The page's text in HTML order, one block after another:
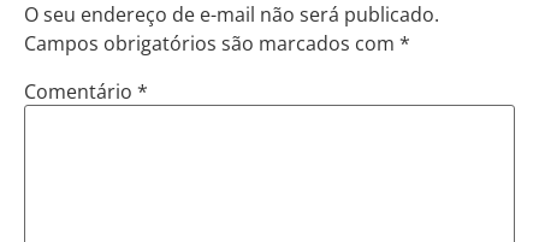
O seu endereço de e-mail não será publicado.
Campos obrigatórios são marcados com *
Comentário *